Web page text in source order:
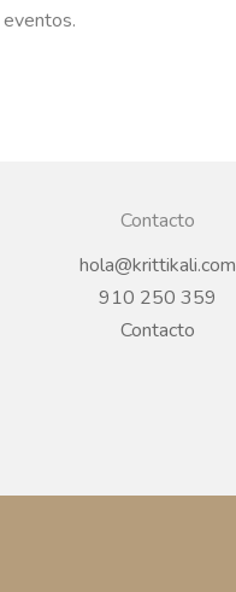
Contacto
hola@krittikali.com
910 250 359
Contacto